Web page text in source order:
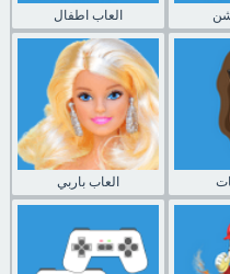
العاب اطفال
العاب باربي